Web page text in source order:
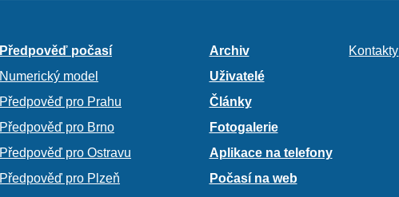
Předpověď počasí
Numerický model
Předpověď pro Prahu
Předpověď pro Brno
Předpověď pro Ostravu
Předpověď pro Plzeň
Archiv
Uživatelé
Články
Fotogalerie
Aplikace na telefony
Počasí na web
Kontakty